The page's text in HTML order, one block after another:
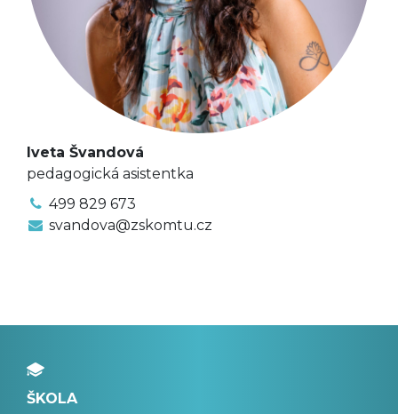
Iveta Švandová
pedagogická asistentka
499 829 673
svandova@zskomtu.cz
ŠKOLA